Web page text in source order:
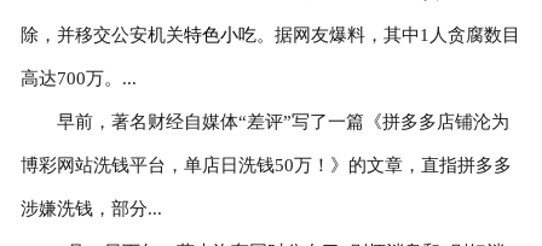
除，并移交公安机关特色小吃。据网友爆料，其中1人贪腐数目
高达700万。...
早前，著名财经自媒体“差评”写了一篇《拼多多店铺沦为
博彩网站洗钱平台，单店日洗钱50万！》的文章，直指拼多多
涉嫌洗钱，部分...